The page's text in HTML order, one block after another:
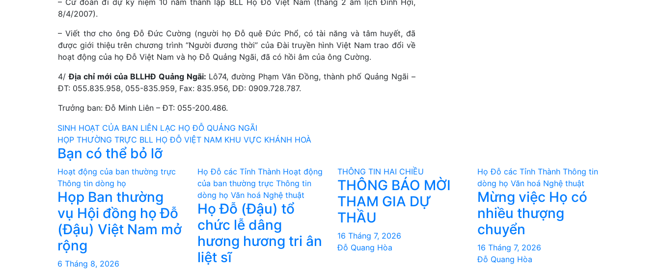
– Cử đoàn đi dự kỷ niệm 10 năm thành lập BLL Họ Đỗ Việt Nam (tháng 2 âm lịch Đinh Hợi,
8/4/2007).
– Viết thơ cho ông Đỗ Đức Cường (người họ Đỗ quê Đức Phổ, có tài năng và tâm huyết, đã
được giới thiệu trên chương trình “Người đương thời” của Đài truyền hình Việt Nam trao đổi về
hoạt động của họ Đỗ Việt Nam và họ Đỗ Quảng Ngãi, đã có hồi âm của ông Cường.
4/Địa chỉ mới của BLLHĐ Quảng Ngãi: Lô74, đường Phạm Văn Đồng, thành phố Quảng Ngãi –
ĐT: 055.835.958, 055-835.959, Fax: 835.956, DĐ: 0909.728.787.
Trưởng ban: Đỗ Minh Liên – ĐT: 055-200.486.
Điều
hướng
bài
viết
SINH HOẠT CỦA BAN LIÊN LẠC HỌ ĐỖ QUẢNG NGÃI
HỌP THƯỜNG TRỰC BLL HỌ ĐỖ VIỆT NAM KHU VỰC KHÁNH HOÀ
Bạn có thể bỏ lỡ
Hoạt động của ban thường trực
Thông tin dòng họ
Họp Ban thường
vụ Hội đồng họ Đỗ
(Đậu) Việt Nam mở
rộng
6 Tháng 8, 2026
Họ Đỗ các Tỉnh Thành Hoạt động
của ban thường trực Thông tin
dòng họ Văn hoá Nghệ thuật
Họ Đỗ (Đậu) tổ
chức lễ dâng
hương hương tri ân
liệt sĩ
THÔNG TIN HAI CHIỀU
THÔNG BÁO MỜI
THAM GIA DỰ
THẦU
16 Tháng 7, 2026
Đỗ Quang Hòa
Họ Đỗ các Tỉnh Thành Thông tin
dòng họ Văn hoá Nghệ thuật
Mừng việc Họ có
nhiều thượng
chuyển
16 Tháng 7, 2026
Đỗ Quang Hòa